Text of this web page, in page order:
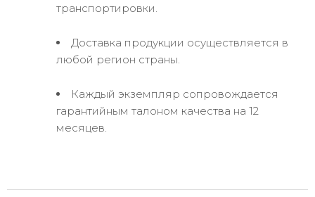
транспортировки.
Доставка продукции осуществляется в
любой регион страны.
Каждый экземпляр сопровождается
гарантийным талоном качества на 12
месяцев.